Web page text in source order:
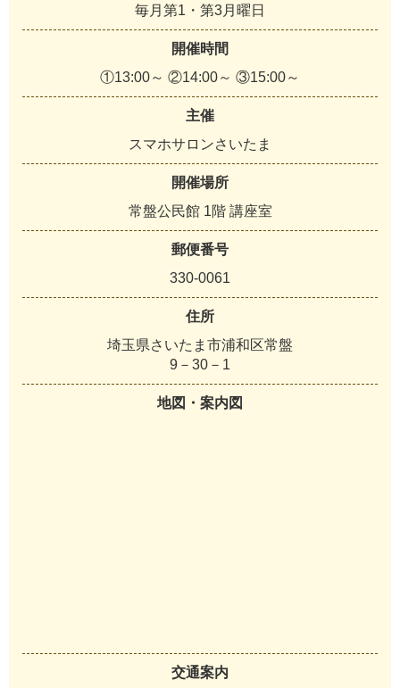
毎月第1・第3月曜日
開催時間
①13:00～ ②14:00～ ③15:00～
主催
スマホサロンさいたま
開催場所
常盤公民館 1階 講座室
郵便番号
330-0061
住所
埼玉県さいたま市浦和区常盤
9－30－1
地図・案内図
交通案内